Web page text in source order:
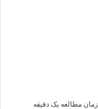
زمان مطالعه یک دقیقه